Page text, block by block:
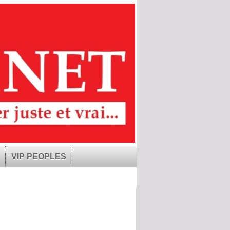
VIP PEOPLES